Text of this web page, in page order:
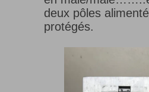
deux pôles
protégés.